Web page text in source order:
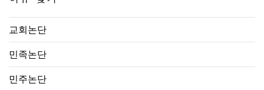
교회논단
민족논단
민주논단